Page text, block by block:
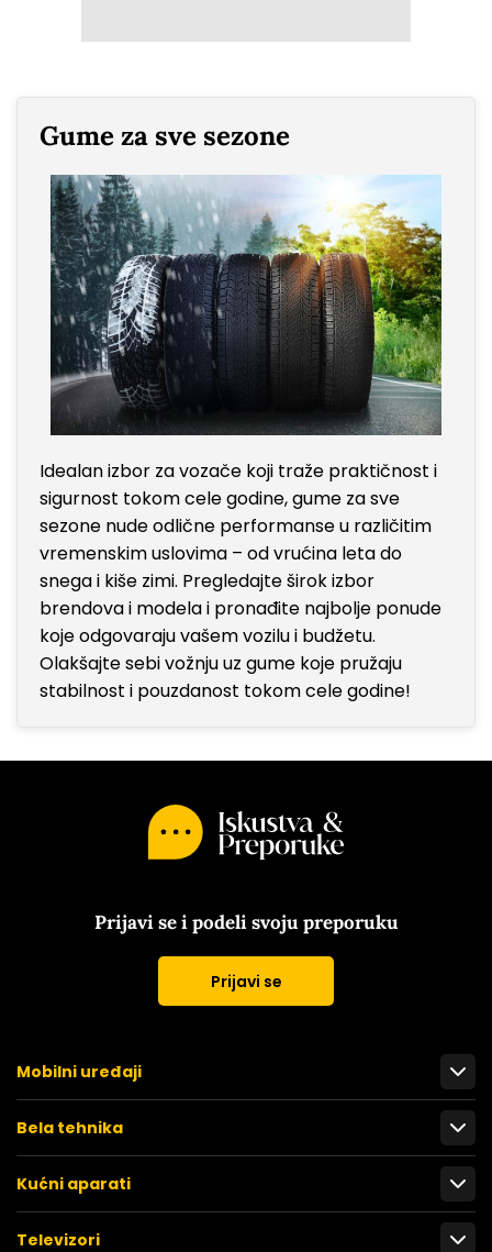
Gume za sve sezone
Idealan izbor za vozače koji traže praktičnost i
sigurnost tokom cele godine, gume za sve
sezone nude odlične performanse u različitim
vremenskim uslovima – od vrućina leta do
snega i kiše zimi. Pregledajte širok izbor
brendova i modela i pronađite najbolje ponude
koje odgovaraju vašem vozilu i budžetu.
Olakšajte sebi vožnju uz gume koje pružaju
stabilnost i pouzdanost tokom cele godine!
Prijavi se i podeli svoju preporuku
Prijavi se
Mobilni uređaji
Bela tehnika
Kućni aparati
Televizori